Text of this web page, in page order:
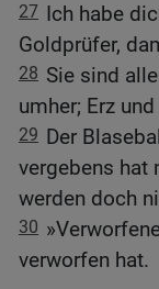
27 Ich habe
Goldprüfer,
28 Sie sind
umher; Erz
29 Der
vergebens hat
werden doch
30
verworfen hat.